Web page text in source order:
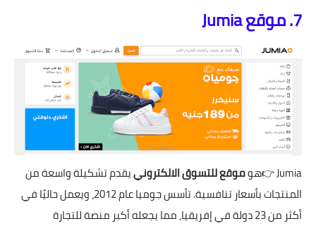
7. موقع Jumia
Jumia👉هوموقع للتسوق الالكترونييقدم تشكيلة واسعة من
المنتجات بأسعار تنافسية. تأسس جوميا عام 2012، ويعمل حاليًا في
أكثر من 23 دولة في إفريقيا، مما يجعله أكبر منصة للتجارة